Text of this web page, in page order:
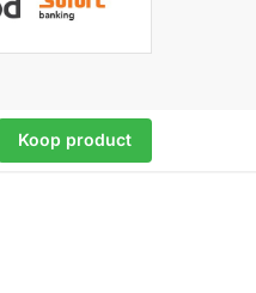
Koop product